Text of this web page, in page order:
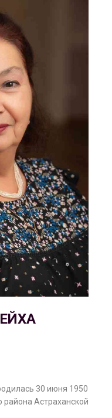
30 июня 1950
района Астраханской